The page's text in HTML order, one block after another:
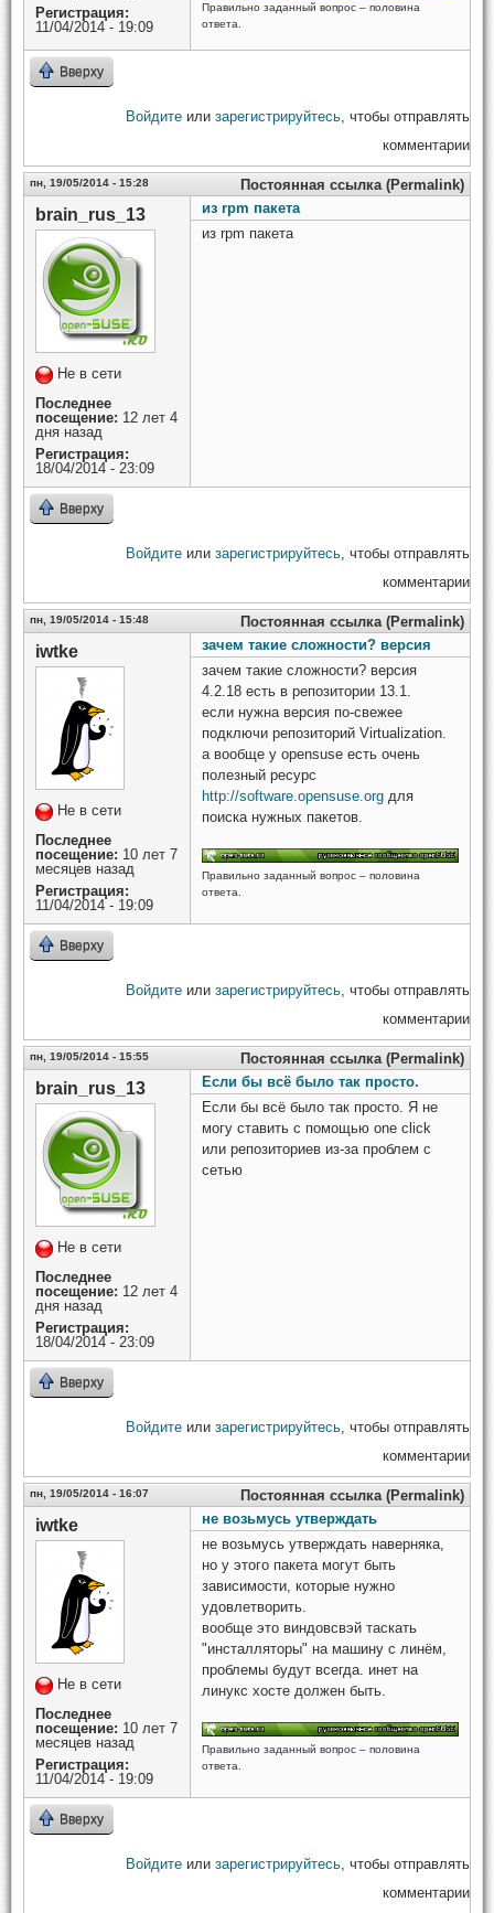
Регистрация:
11/04/2014 - 19:09
Правильно заданный вопрос – половина
ответа.
Вверху
Войдите или зарегистрируйтесь , чтобы отправлять
комментарии
пн, 19/05/2014 - 15:28 Постоянная ссылка (Permalink)
brain_rus_13
Не в сети
Последнее
посещение: 12 лет 4
дня назад
Регистрация:
18/04/2014 - 23:09
из rpm пакета
из rpm пакета
Вверху
Войдите или зарегистрируйтесь , чтобы отправлять
комментарии
пн, 19/05/2014 - 15:48 Постоянная ссылка (Permalink)
iwtke
Не в сети
Последнее
посещение: 10 лет 7
месяцев назад
Регистрация:
11/04/2014 - 19:09
зачем такие сложности? версия
зачем такие сложности? версия
4.2.18 есть в репозитории 13.1.
если нужна версия по-свежее
подключи репозиторий Virtualization.
а вообще у opensuse есть очень
полезный ресурс
http://software.opensuse.org для
поиска нужных пакетов.
Правильно заданный вопрос – половина
ответа.
Вверху
Войдите или зарегистрируйтесь , чтобы отправлять
комментарии
пн, 19/05/2014 - 15:55 Постоянная ссылка (Permalink)
brain_rus_13
Не в сети
Последнее
посещение: 12 лет 4
дня назад
Регистрация:
18/04/2014 - 23:09
Если бы всё было так просто.
Если бы всё было так просто. Я не
могу ставить с помощью one click
или репозиториев из-за проблем с
сетью
Вверху
Войдите или зарегистрируйтесь , чтобы отправлять
комментарии
пн, 19/05/2014 - 16:07 Постоянная ссылка (Permalink)
iwtke
Не в сети
Последнее
посещение: 10 лет 7
месяцев назад
Регистрация:
11/04/2014 - 19:09
не возьмусь утверждать
не возьмусь утверждать наверняка,
но у этого пакета могут быть
зависимости, которые нужно
удовлетворить.
вообще это виндовсвэй таскать
"инсталляторы" на машину с линём,
проблемы будут всегда. инет на
линукс хосте должен быть.
Правильно заданный вопрос – половина
ответа.
Вверху
Войдите или зарегистрируйтесь , чтобы отправлять
комментарии